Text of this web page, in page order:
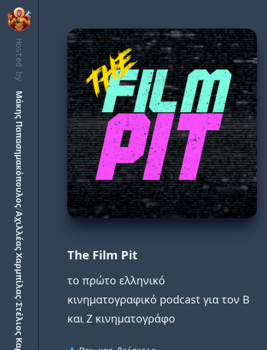
Hosted by
Μάκης Παπασημακόπουλος
/
Αχιλλέας Χαρμπίλας
/
The Film Pit
το πρώτο ελληνικό
κινηματογραφικό podcast για τον Β
και Ζ κινηματογράφο